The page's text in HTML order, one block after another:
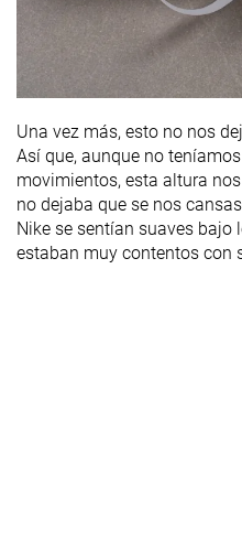
Una vez más, esto no nos
Así que, aunque no
movimientos, esta altura
no dejaba que se nos
Nike se sentían suaves bajo
estaban muy contentos con